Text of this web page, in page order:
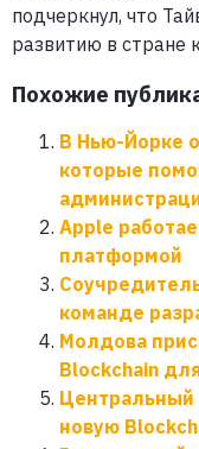
подчеркнул, что
развитию в стране
Похожие
В Нью-Йорке
которые
Apple
платформой
команде
Молдова
Blockchain
Центральный
новую